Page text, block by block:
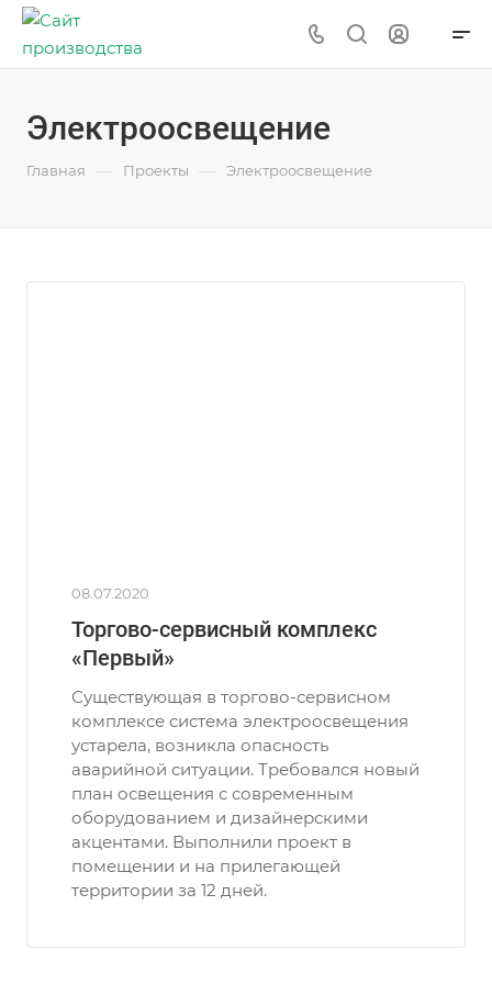
Электроосвещение
Главная — Проекты — Электроосвещение
08.07.2020
Торгово-сервисный комплекс
«Первый»
Существующая в торгово-сервисном
комплексе система электроосвещения
устарела, возникла опасность
аварийной ситуации. Требовался новый
план освещения с современным
оборудованием и дизайнерскими
акцентами. Выполнили проект в
помещении и на прилегающей
территории за 12 дней.